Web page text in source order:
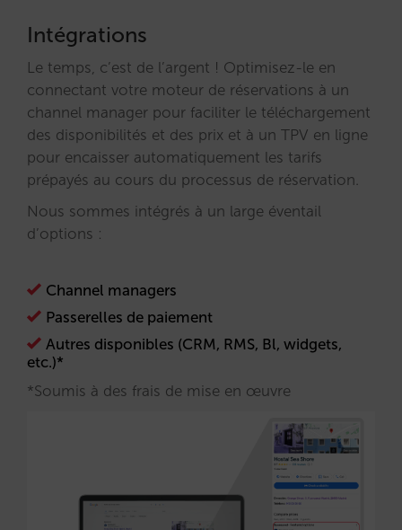
Intégrations
Le temps, c’est de l’argent ! Optimisez-le en
connectant votre moteur de réservations à un
channel manager pour faciliter le téléchargement
des disponibilités et des prix et à un TPV en ligne
pour encaisser automatiquement les tarifs
prépayés au cours du processus de réservation.
Nous sommes intégrés à un large éventail
d’options :
Channel managers
Passerelles de paiement
Autres disponibles (CRM, RMS, Bl, widgets,
etc.)*
*Soumis à des frais de mise en œuvre